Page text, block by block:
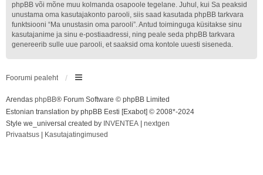
phpBB või mõne muu kolmanda osapoole tegelane. Juhul, kui Sa peaksid
unustama oma kasutajakonto parooli, siis saad kasutada phpBB tarkvara
funktsiooni “Ma unustasin oma parooli”. Antud toiminguga küsitakse sinu
kasutajanime ja sinu e-postiaadressi, ning peale seda phpBB tarkvara
genereerib sulle uue parooli, et saaksid oma kontole uuesti siseneda.
Foorumi pealeht
Arendas phpBB® Forum Software © phpBB Limited
Estonian translation by phpBB Eesti [Exabot] © 2008*-2024
Style we_universal created by INVENTEA
nextgen
Privaatsus
Kasutajatingimused